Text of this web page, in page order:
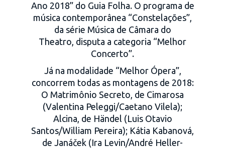
Ano 2018” do Guia Folha. O programa de
música contemporânea “Constelações”,
da série Música de Câmara do
Theatro, disputa a categoria “Melhor
Concerto”.
Já na modalidade “Melhor Ópera”,
concorrem todas as montagens de 2018:
O Matrimônio Secreto, de Cimarosa
(Valentina Peleggi/Caetano Vilela);
Alcina, de Händel (Luis Otavio
Santos/William Pereira); Kátia Kabanová,
de Janáček (Ira Levin/André Heller-